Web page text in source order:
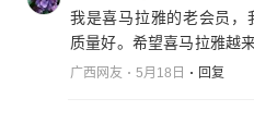
我是喜马拉雅的老会员，
质量好。希望喜马拉雅越来
广西网友 5月18日 回复